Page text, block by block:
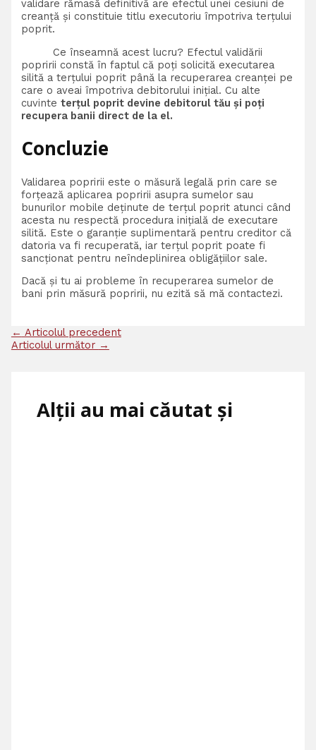
validare rămasă definitivă are efectul unei cesiuni de
creanţă şi constituie titlu executoriu împotriva terţului
poprit.
Ce înseamnă acest lucru? Efectul validării
popririi constă în faptul că poți solicită executarea
silită a terțului poprit până la recuperarea creanței pe
care o aveai împotriva debitorului inițial. Cu alte
cuvinteterțul poprit devine debitorul tău și poți
recupera banii direct de la el.
Concluzie
Validarea popririi este o măsură legală prin care se
forțează aplicarea popririi asupra sumelor sau
bunurilor mobile deținute de terțul poprit atunci când
acesta nu respectă procedura inițială de executare
silită. Este o garanție suplimentară pentru creditor că
datoria va fi recuperată, iar terțul poprit poate fi
sancționat pentru neîndeplinirea obligățiilor sale.
Dacă și tu ai probleme în recuperarea sumelor de
bani prin măsură popririi, nu ezită să mă contactezi.
← Articolul precedent
Articolul următor →
Alții au mai căutat și